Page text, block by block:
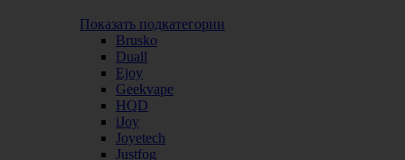
Показать подкатегории
Brusko
Duall
Ejoy
Geekvape
HQD
iJoy
Joyetech
Justfog